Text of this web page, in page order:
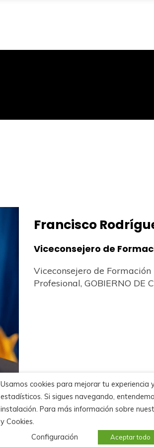
Francisco
Viceconsejero de
Viceconsejero de Formación
Profesional, GOBIERNO DE
Usamos cookies para mejorar tu experiencia
estadísticos. Si sigues navegando,
instalación. Para más información sobre
y Cookies.
Configuración
Aceptar todo